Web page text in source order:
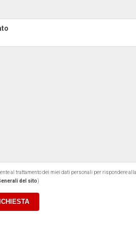
al trattamento dei miei dati personali per rispondere
del sito)